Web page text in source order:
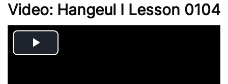
Video: Hangeul I Lesson 0104
Play